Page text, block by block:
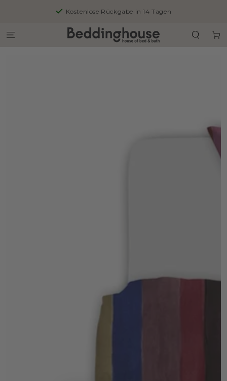
Kostenlose Rückgabe in 14 Tagen